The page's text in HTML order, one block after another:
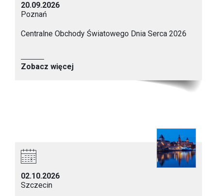
20.09.2026
Poznań
Centralne Obchody Światowego Dnia Serca 2026
Zobacz więcej
02.10.2026
Szczecin